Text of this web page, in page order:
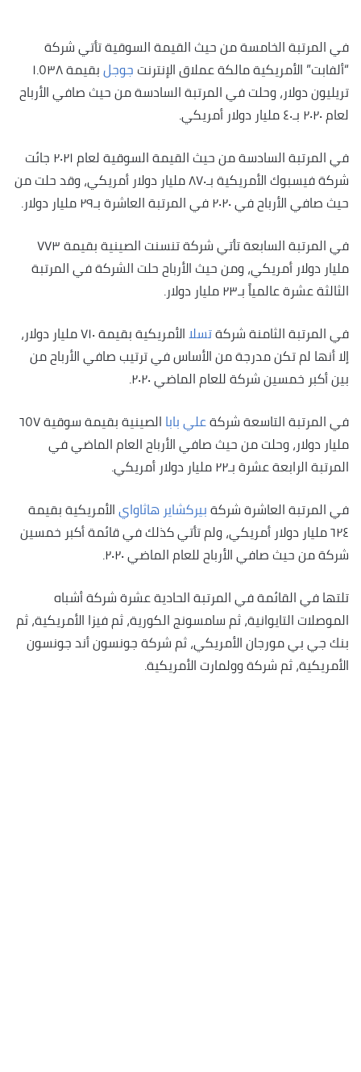
في المرتبة الخامسة من حيث القيمة السوقية تأتي شركة
“ألفابت” الأمريكية مالكة عملاق الإنترنت جوجل
بقيمة ١.٥٣٨
تريليون دولار، وحلت في المرتبة السادسة من حيث صافي الأرباح
لعام ٢٠٢٠ بـ٤٠ مليار دولار أمريكي.
في المرتبة السادسة من حيث القيمة السوقية لعام ٢٠٢١ جائت
شركة فيسبوك الأمريكية بـ٨٧٠ مليار دولار أمريكي، وقد حلت من
حيث صافي الأرباح في ٢٠٢٠ في المرتبة العاشرة بـ٢٩ مليار دولار.
في المرتبة السابعة تأتي شركة تنسنت الصينية بقيمة ٧٧٣
مليار دولار أمريكي، ومن حيث الأرباح حلت الشركة في المرتبة
الثالثة عشرة عالمياً بـ٢٣ مليار دولار.
في المرتبة الثامنة شركةتسلا
الأمريكية بقيمة ٧١٠ مليار دولار،
إلا أنها لم تكن مدرجة من الأساس في ترتيب صافي الأرباح من
بين أكبر خمسين شركة للعام الماضي ٢٠٢٠.
في المرتبة التاسعة شركةعلي بابا
الصينية بقيمة سوقية ٦٥٧
مليار دولار، وحلت من حيث صافي الأرباح العام الماضي في
المرتبة الرابعة عشرة بـ٢٢ مليار دولار أمريكي.
في المرتبة العاشرة شركةبيركشاير هاثاوايالأمريكية بقيمة
٦٢٤ مليار دولار أمريكي، ولم تأتي كذلك في قائمة أكبر خمسين
شركة من حيث صافي الأرباح للعام الماضي ٢٠٢٠.
تلتها في القائمة في المرتبة الحادية عشرة شركة أشباه
الموصلات التايوانية، ثم سامسونج الكورية، ثم فيزا الأمريكية، ثم
بنك جي بي مورجان الأمريكي، ثم شركة جونسون أند جونسون
الأمريكية، ثم شركة وولمارت الأمريكية.